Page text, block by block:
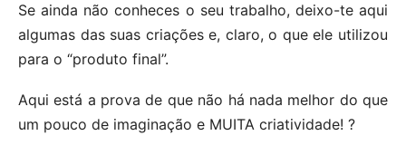
Se ainda não conheces o seu trabalho, deixo-te aqui
algumas das suas criações e, claro, o que ele utilizou
para o “produto final”.
Aqui está a prova de que não há nada melhor do que
um pouco de imaginação e MUITA criatividade! ?